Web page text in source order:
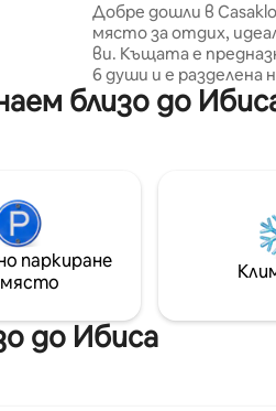
Добре дошли в
място за отдих,
ви. Къщата е
6 души и е разделена
като всички са
Всяка спалня има
благодарение на
висококачествена
филтриране. Ще
за добре дошли с леки
близо до
паркиране
място
до Ибиса